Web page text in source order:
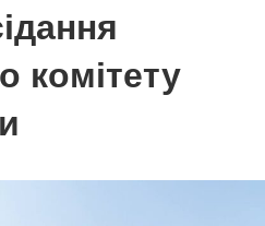
комітету